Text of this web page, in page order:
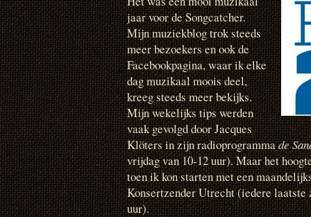
jaar voor de Songcatcher.
Mijn muziekblog trok steeds
meer bezoekers en ook de
Facebookpagina, waar ik elke
dag muzikaal moois deel,
kreeg steeds meer bekijks.
Mijn wekelijks tips werden
vaak gevolgd door Jacques
Klöters in zijn radioprogrammade
vrijdag van 10-12 uur). Maar het
toen ik kon starten met een
Konsertzender Utrecht (iedere laatste
uur).